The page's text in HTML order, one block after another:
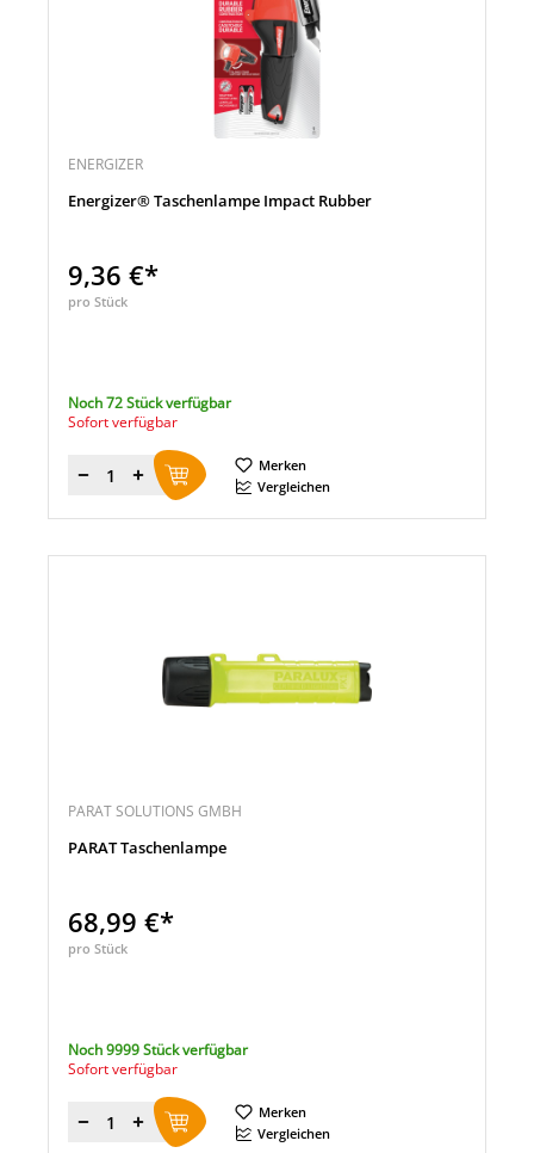
ENERGIZER
Energizer® Taschenlampe Impact Rubber
9,36 €*
pro Stück
Noch 72 Stück verfügbar
Sofort verfügbar
Menge
Merken
Vergleichen
PARAT SOLUTIONS GMBH
PARAT Taschenlampe
68,99 €*
pro Stück
Noch 9999 Stück verfügbar
Sofort verfügbar
Menge
Merken
Vergleichen